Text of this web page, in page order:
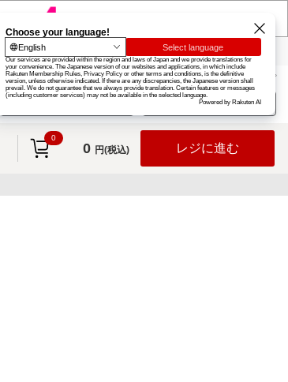
楽天グループ カード
お知らせ ヘルプ
ログイン
0
0 円(税込) レジに進む